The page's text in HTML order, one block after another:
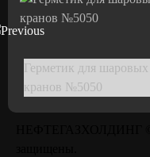
Герметик для шаровых
кранов №5050